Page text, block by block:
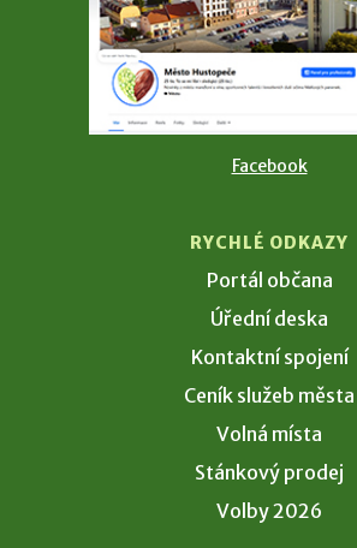
Facebook
RYCHLÉ ODKAZY
Portál občana
Úřední deska
Kontaktní spojení
Ceník služeb města
Volná místa
Stánkový prodej
Volby 2026